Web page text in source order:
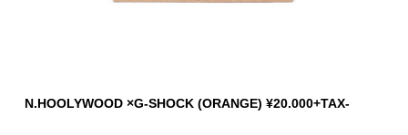
N.HOOLYWOOD ×G-SHOCK (ORANGE) ¥20.000+TAX-